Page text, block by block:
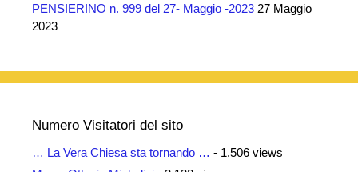
PENSIERINO n. 999 del 27- Maggio -2023 27 Maggio
2023
Numero Visitatori del sito
… La Vera Chiesa sta tornando … - 1.506 views